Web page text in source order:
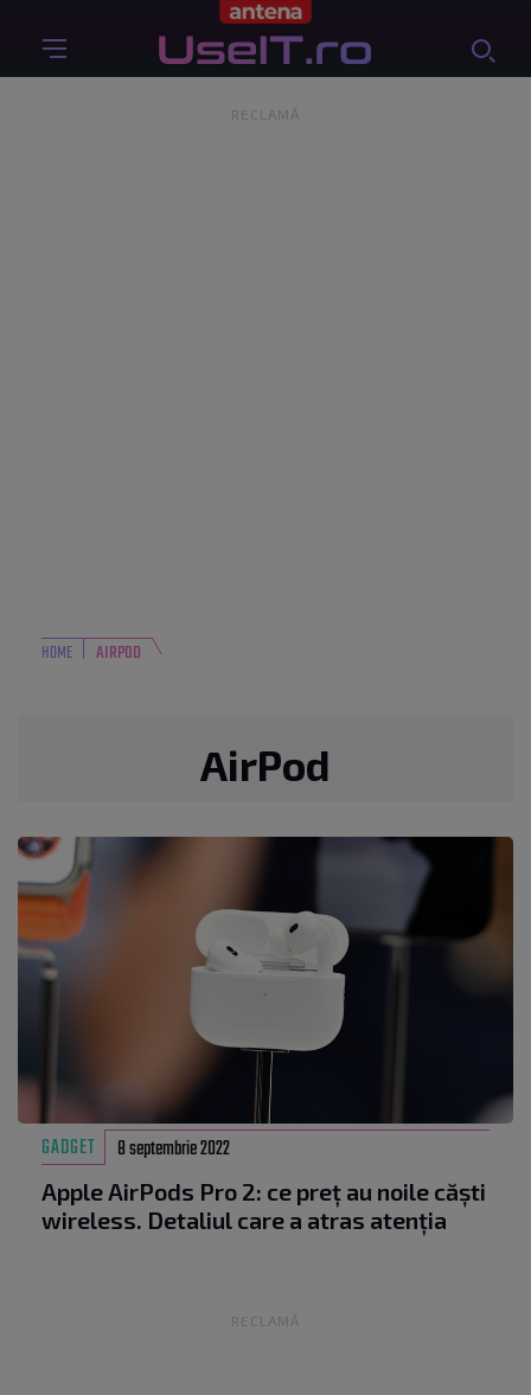
RECLAMĂ
HOME AIRPOD
AirPod
GADGET 8 septembrie 2022
Apple AirPods Pro 2: ce preț au noile căști
wireless. Detaliul care a atras atenția
RECLAMĂ